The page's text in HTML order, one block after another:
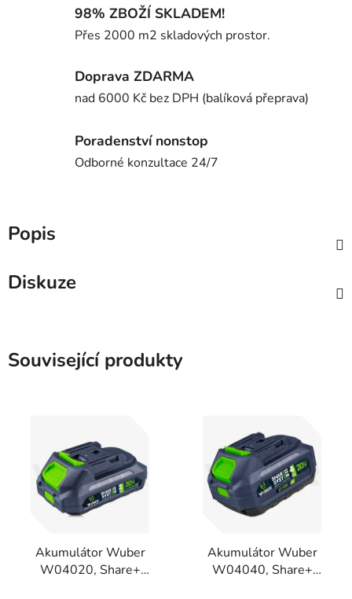
98% ZBOŽÍ SKLADEM!
Přes 2000 m2 skladových prostor.
Doprava ZDARMA
nad 6000 Kč bez DPH (balíková přeprava)
Poradenství nonstop
Odborné konzultace 24/7
Popis
Diskuze
Související produkty
Akumulátor Wuber
W04020, Share+
Akumulátor Wuber
W04040, Share+